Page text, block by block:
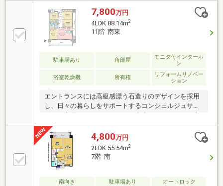
7,800万円
4LDK 88.14m2
11階 南東
駐車場あり 角部屋
モニタ付インターホ
ン
浴室乾燥機 所有権
リフォームリノベー
ション
エントランスには高級感漂う石造りのデザインを採用
し、日々の暮らしをサポートするコンシェルジュサー
物件は2024年1月に室内リフォームが完了しており、
水回り設備から内装まで一新されており、ペットの飼
育も相談可能です。11階の角部屋物件。安全性と経済
性を兼ね備えた「オール電化（IHクッキングヒータ
ー）」仕様で、お手入れも簡単です。地下鉄空港線
「中洲川端」駅まで徒歩6分、都心の中枢に位置する
「ウェルリバービュー天神」。竹中工務店施工、総戸
4,800万円
2LDK 55.54m2
7階 南
南向き 駐車場あり
オートロック